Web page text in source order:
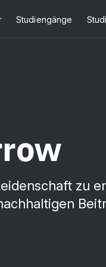
Studiengänge
zu